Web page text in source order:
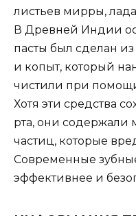
листьев мирры,
В Древней Индии
пасты был сделан
и копыт, который
чистили при
Хотя эти средства
рта, они содержали
частиц, которые
Современные
эффективнее и